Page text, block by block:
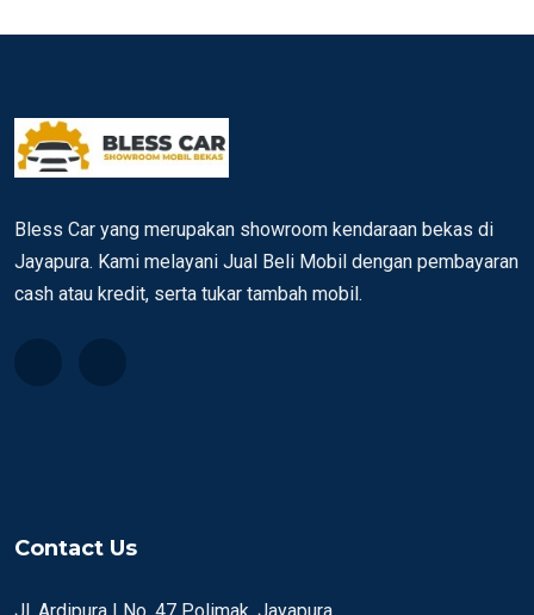
Bless Car yang merupakan showroom kendaraan bekas di
Jayapura. Kami melayani Jual Beli Mobil dengan pembayaran
cash atau kredit, serta tukar tambah mobil.
Contact Us